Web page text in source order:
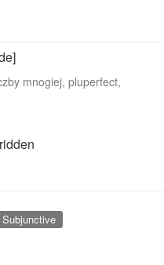
mnogiej, pluperfect,
Subjunctive